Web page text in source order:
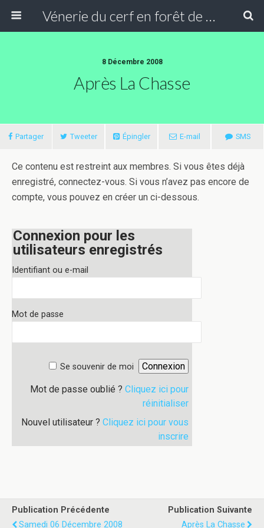
Vénerie du cerf en forêt de Compiègne
8 Décembre 2008
Après La Chasse
Partager Tweeter Épingler E-mail SMS
Ce contenu est restreint aux membres. Si vous êtes déjà
enregistré, connectez-vous. Si vous n’avez pas encore de
compte, vous pouvez en créer un ci-dessous.
Connexion pour les
utilisateurs enregistrés
Identifiant ou e-mail
Mot de passe
Se souvenir de moi
Mot de passe oublié ? Cliquez ici pour
réinitialiser
Nouvel utilisateur ? Cliquez ici pour vous
inscrire
Publication Précédente
Samedi 06 Décembre 2008
Publication Suivante
Après La Chasse